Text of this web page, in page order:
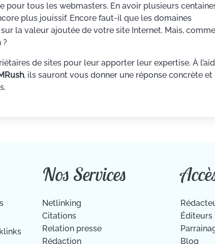
pour tous les webmasters. En avoir plusieurs
plus jouissif. Encore faut-il que les domaines
la valeur ajoutée de votre site Internet. Mais,
?
de sites pour leur apporter leur expertise. À
, ils sauront vous donner une réponse concrète et
Nos Services
Netlinking
Citations
Relation presse
Rédaction
Éditeurs
Blog